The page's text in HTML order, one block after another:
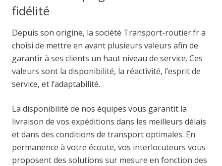
fidélité
Depuis son origine, la société Transport-routier.fr a
choisi de mettre en avant plusieurs valeurs afin de
garantir à ses clients un haut niveau de service. Ces
valeurs sont la disponibilité, la réactivité, l’esprit de
service, et l’adaptabilité.
La disponibilité de nos équipes vous garantit la
livraison de vos expéditions dans les meilleurs délais
et dans des conditions de transport optimales. En
permanence à votre écoute, vos interlocuteurs vous
proposent des solutions sur mesure en fonction des